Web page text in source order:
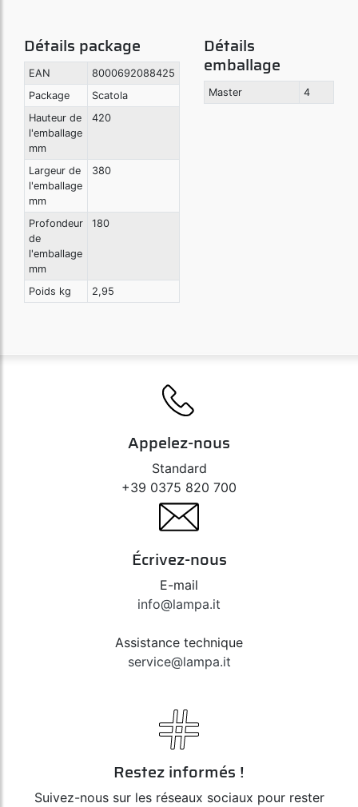
Détails package
EAN
8000692088425
Package
Scatola
Hauteur de
l'emballage
mm
420
Largeur de
l'emballage
mm
380
Profondeur
de
l'emballage
mm
180
Poids kg 2,95
Détails
emballage
Master 4
Appelez-nous
Standard
+39 0375 820 700
Écrivez-nous
E-mail
info@lampa.it
Assistance technique
service@lampa.it
Restez informés !
Suivez-nous sur les réseaux sociaux pour rester